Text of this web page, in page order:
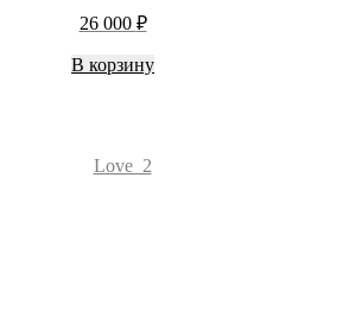
26 000 ₽
В корзину